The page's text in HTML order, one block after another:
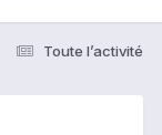
Toute l’activité